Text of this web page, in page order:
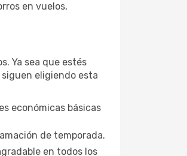
en vuelos,
Ya sea que estés
eligiendo esta
económicas básicas
de temporada.
en todos los